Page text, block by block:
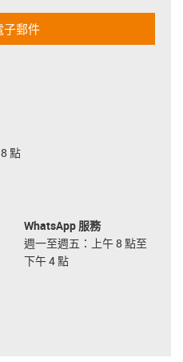
子郵件
點
WhatsApp 服務
週一至週五：上午 8 點至
下午 4 點